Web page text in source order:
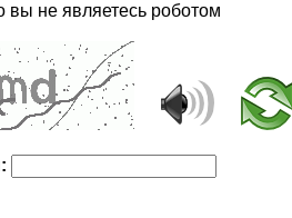
вы не являетесь роботом